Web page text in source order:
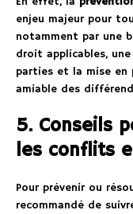
enjeu majeur pour
notamment par une
droit applicables,
parties et la mise en
amiable des
5. Conseils
les conflits
Pour prévenir ou
recommandé de